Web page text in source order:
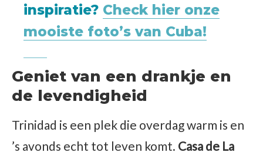
inspiratie? Check hier onze
mooiste foto’s van Cuba!
Geniet van een drankje en
de levendigheid
Trinidad is een plek die overdag warm is en
’s avonds echt tot leven komt. Casa de La